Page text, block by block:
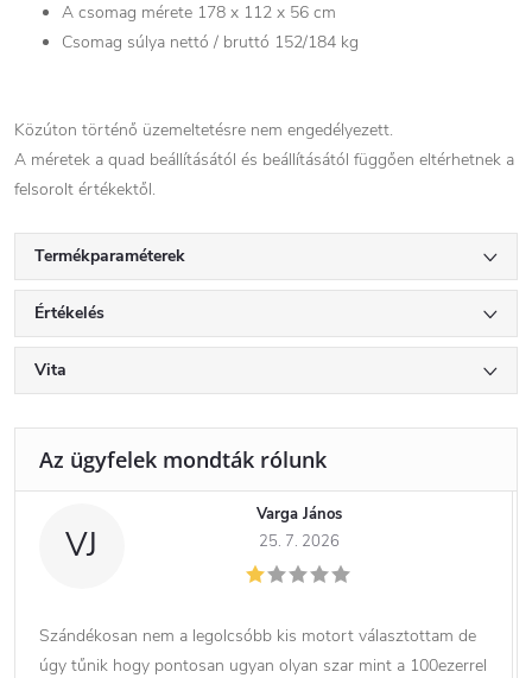
A csomag mérete 178 x 112 x 56 cm
Csomag súlya nettó / bruttó 152/184 kg
Közúton történő üzemeltetésre nem engedélyezett.
A méretek a quad beállításától és beállításától függően eltérhetnek a
felsorolt ​​értékektől.
Termékparaméterek
Értékelés
Vita
VJ
Varga János
25. 7. 2026
Szándékosan nem a legolcsóbb kis motort választottam de
úgy tűnik hogy pontosan ugyan olyan szar mint a 100ezerrel